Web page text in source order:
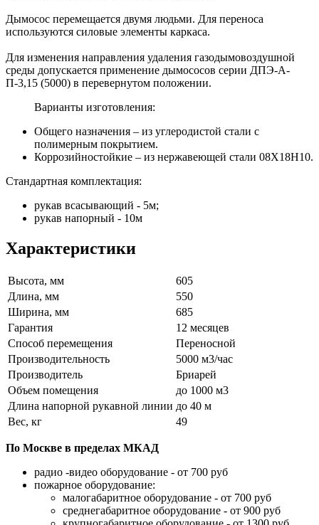
Дымосос перемещается двумя людьми. Для переноса
используются силовые элементы каркаса.
Для изменения направления удаления газодымовоздушной
среды допускается применение дымососов серии ДПЭ-А-
П-3,15 (5000) в перевернутом положении.
Варианты изготовления:
Общего назначения – из углеродистой стали с
полимерным покрытием.
Коррозийностойкие – из нержавеющей стали 08Х18Н10.
Стандартная комплектация:
рукав всасывающий - 5м;
рукав напорный - 10м
Характеристики
Высота, мм
605
Длина, мм
550
Ширина, мм
685
Гарантия
12 месяцев
Способ перемещения
Переносной
Производительность
5000 м3/час
Производитель
Бриарей
Объем помещения
до 1000 м3
Длина напорной рукавной линии до 40 м
Вес, кг
49
По Москве в пределах МКАД
радио -видео оборудование - от 700 руб
пожарное оборудование:
малогабаритное оборудование - от 700 руб
среднегабаритное оборудование - от 900 руб